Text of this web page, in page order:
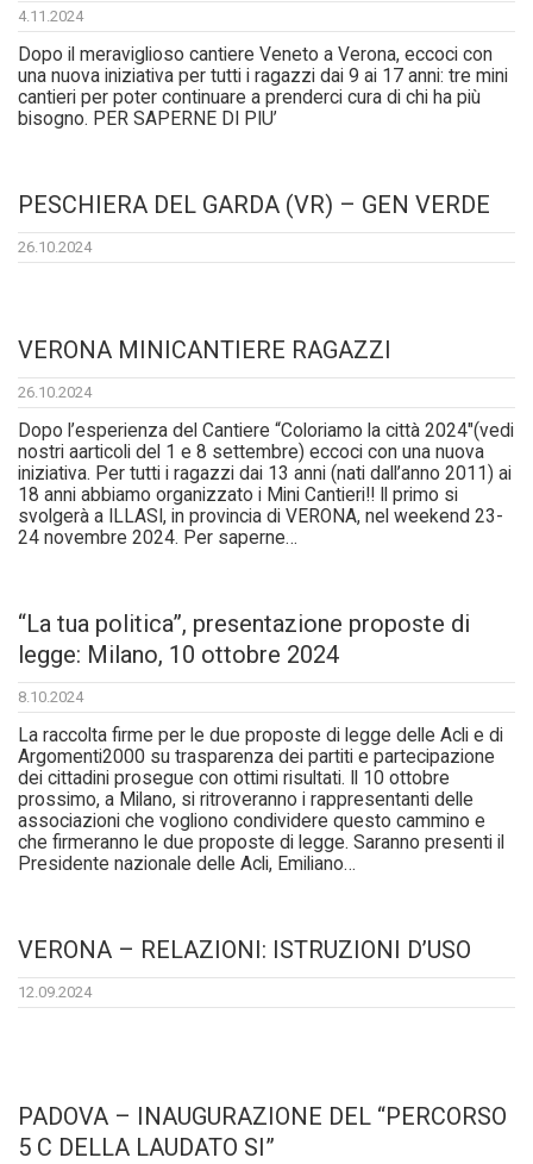
4.11.2024
Dopo il meraviglioso cantiere Veneto a Verona, eccoci con
una nuova iniziativa per tutti i ragazzi dai 9 ai 17 anni: tre mini
cantieri per poter continuare a prenderci cura di chi ha più
bisogno. PER SAPERNE DI PIU’
PESCHIERA DEL GARDA (VR) – GEN VERDE
26.10.2024
VERONA MINICANTIERE RAGAZZI
26.10.2024
Dopo l’esperienza del Cantiere “Coloriamo la città 2024″(vedi
nostri aarticoli del 1 e 8 settembre) eccoci con una nuova
iniziativa. Per tutti i ragazzi dai 13 anni (nati dall’anno 2011) ai
18 anni abbiamo organizzato i Mini Cantieri!! Il primo si
svolgerà a ILLASI, in provincia di VERONA, nel weekend 23-
24 novembre 2024. Per saperne…
“La tua politica”, presentazione proposte di
legge: Milano, 10 ottobre 2024
8.10.2024
La raccolta firme per le due proposte di legge delle Acli e di
Argomenti2000 su trasparenza dei partiti e partecipazione
dei cittadini prosegue con ottimi risultati. Il 10 ottobre
prossimo, a Milano, si ritroveranno i rappresentanti delle
associazioni che vogliono condividere questo cammino e
che firmeranno le due proposte di legge. Saranno presenti il
Presidente nazionale delle Acli, Emiliano…
VERONA – RELAZIONI: ISTRUZIONI D’USO
12.09.2024
PADOVA – INAUGURAZIONE DEL “PERCORSO
5 C DELLA LAUDATO SI”